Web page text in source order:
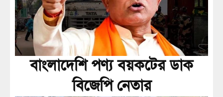
বাংলাদেশি পণ্য বয়কটের ডাক
বিজেপি নেতার